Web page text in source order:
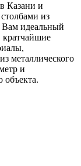
Казани и
из
идеальный
металлического
и
объекта.